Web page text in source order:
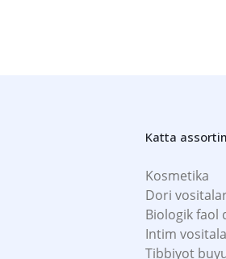
Katta
Kosmetika
Dori
Biologik faol
Intim
Tibbiyot